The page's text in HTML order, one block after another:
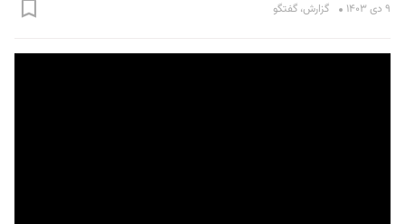
۹ دی ۱۴۰۳ گزارش، گفتگو